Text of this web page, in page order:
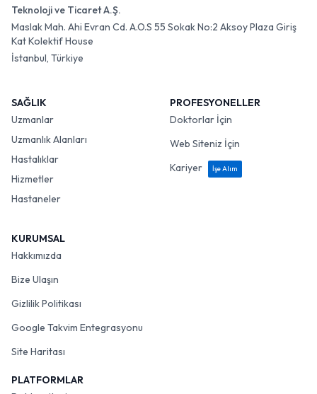
Teknoloji ve Ticaret A.Ş.
Maslak Mah. Ahi Evran Cd. A.O.S 55 Sokak No:2 Aksoy Plaza Giriş
Kat Kolektif House
İstanbul, Türkiye
SAĞLIK
Uzmanlar
Uzmanlık Alanları
Hastalıklar
Hizmetler
Hastaneler
PROFESYONELLER
Doktorlar İçin
Web Siteniz İçin
Kariyer
İşe Alım
KURUMSAL
Hakkımızda
Bize Ulaşın
Gizlilik Politikası
Google Takvim Entegrasyonu
Site Haritası
PLATFORMLAR